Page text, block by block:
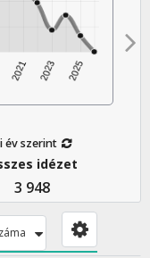
év szerint
idézet
3 948